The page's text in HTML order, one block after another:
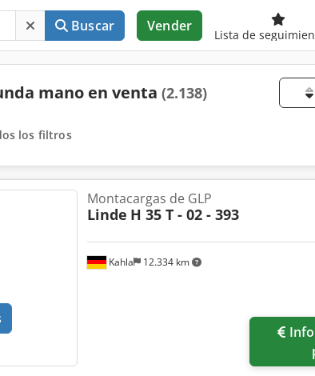
Buscar Vender
Lista de
mano en venta (2.138)
los filtros
Kahla 12.334 km
Montacargas de GLP
Linde H 35 T - 02 - 393